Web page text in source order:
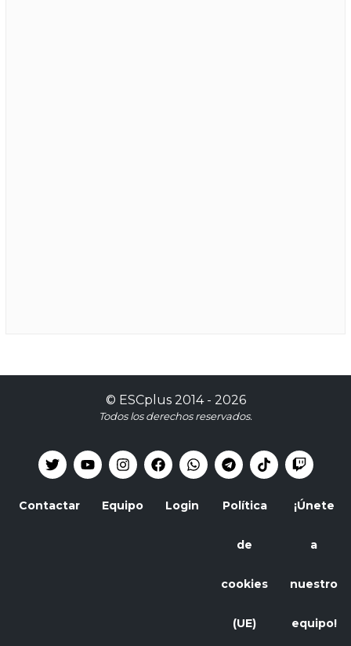
© ESCplus2014 - 2026
Todos los derechos reservados.
Contactar Equipo Login Política
de
cookies
(UE)
¡Únete
a
nuestro
equipo!